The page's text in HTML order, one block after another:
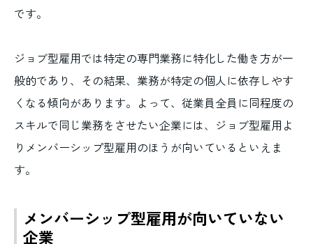
です。
ジョブ型雇用では特定の専門業務に特化した働き方が一
般的であり、その結果、業務が特定の個人に依存しやす
くなる傾向があります。よって、従業員全員に同程度の
スキルで同じ業務をさせたい企業には、ジョブ型雇用よ
りメンバーシップ型雇用のほうが向いているといえま
す。
メンバーシップ型雇用が向いていない
企業